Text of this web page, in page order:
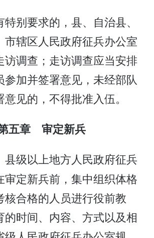
别要求的，县、自治县、
市辖区人民政府征兵办公室
访调查；走访调查应当安排
参加并签署意见，未经部队
见的，不得批准入伍。
五章 审定新兵
县级以上地方人民政府征兵
审定新兵前，集中组织体格
核合格的人员进行役前教
的时间、内容、方式以及相